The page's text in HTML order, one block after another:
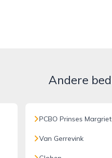
Andere
PCBO Prinses Margriet
Van Gerrevink